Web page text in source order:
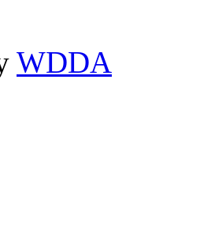
WDDA